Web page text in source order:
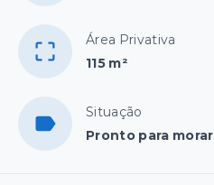
Área Privativa
115 m²
Situação
Pronto para morar